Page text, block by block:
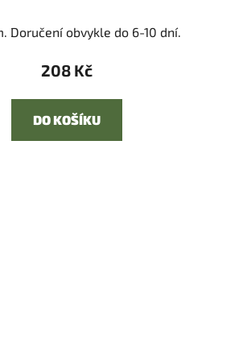
Doručení obvykle do 6-10 dní.
208 Kč
DO KOŠÍKU